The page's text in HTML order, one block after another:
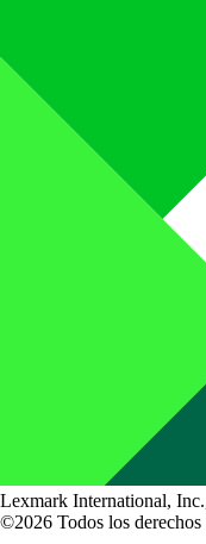
Lexmark International,
©2026 Todos los derechos